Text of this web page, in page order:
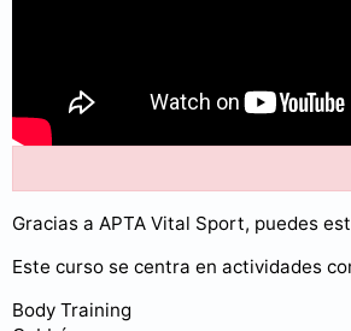
Gracias a APTA Vital Sport, puedes
Este curso se centra en actividades
Body Training